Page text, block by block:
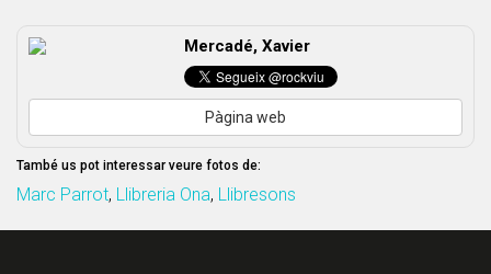
Mercadé, Xavier
Pàgina web
També us pot interessar veure fotos de:
Marc Parrot, Llibreria Ona, Llibresons